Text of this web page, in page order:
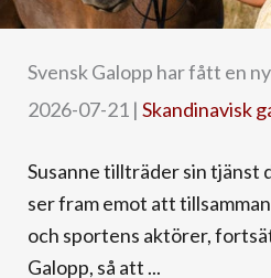
Svensk Galopp har fått en
2026-07-21 | Skandinavisk
Susanne tillträder sin tjänst
ser fram emot att
och sportens aktörer,
Galopp, så att ...